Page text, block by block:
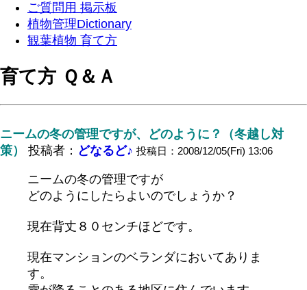
ご質問用 掲示板
植物管理Dictionary
観葉植物 育て方
育て方 Ｑ＆Ａ
ニームの冬の管理ですが、どのように？（冬越し対
策）
投稿者： どなるど♪ 投稿日：2008/12/05(Fri) 13:06
ニームの冬の管理ですが
どのようにしたらよいのでしょうか？
現在背丈８０センチほどです。
現在マンションのベランダにおいてありま
す。